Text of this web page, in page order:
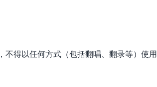
不得以任何方式（包括翻唱、翻录等）使用